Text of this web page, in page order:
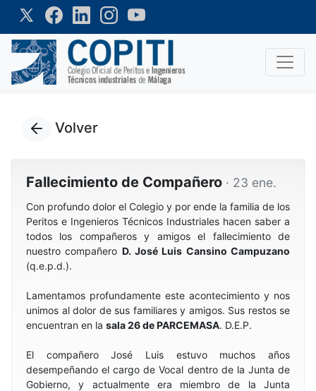
Volver
Fallecimiento de Compañero · 23 ene.
Con profundo dolor el Colegio y por ende la familia de los
Peritos e Ingenieros Técnicos Industriales hacen saber a
todos los compañeros y amigos el fallecimiento de
nuestro compañero D. José Luis Cansino Campuzano
(q.e.p.d.).
Lamentamos profundamente este acontecimiento y nos
unimos al dolor de sus familiares y amigos. Sus restos se
encuentran en la sala 26 de PARCEMASA. D.E.P.
El compañero José Luis estuvo muchos años
desempeñando el cargo de Vocal dentro de la Junta de
Gobierno, y actualmente era miembro de la Junta